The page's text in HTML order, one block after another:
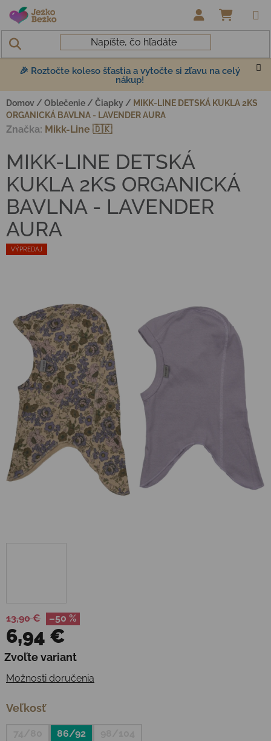
Prejsť na obsah
🎉 Roztočte koleso šťastia a vytočte si zľavu na celý
nákup!
Domov / Oblečenie / Čiapky / MIKK-LINE DETSKÁ KUKLA 2KS
ORGANICKÁ BAVLNA - LAVENDER AURA
13,90 € –50 %
6,94 €
Jednotková cena:
Zvoľte variant
Možnosti doručenia
Veľkosť
86/92
VÝPREDAJ
MIKK-LINE DETSKÁ
KUKLA 2KS ORGANICKÁ
BAVLNA - LAVENDER
AURA
Značka: Mikk-Line 🇩🇰